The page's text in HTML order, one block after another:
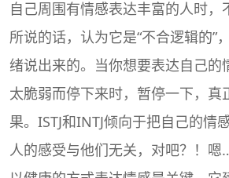
自己周围有情感表达丰富的人时，
所说的话，认为它是“不合逻辑的”
绪说出来的。当你想要表达自己的
太脆弱而停下来时，暂停一下，真
果。ISTJ和INTJ倾向于把自己的情
人的感受与他们无关，对吧？！